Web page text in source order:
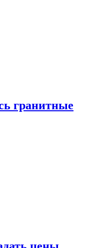
гранитные